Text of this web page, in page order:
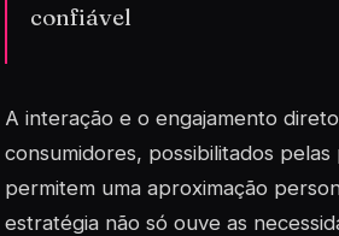
confiável
A interação e o engajamento
consumidores, possibilitados pelas
permitem uma aproximação
estratégia não só ouve as